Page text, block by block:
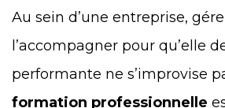
Au sein d’une entreprise,
l’accompagner pour qu’elle
performante ne s’improvise
formation professionnelle